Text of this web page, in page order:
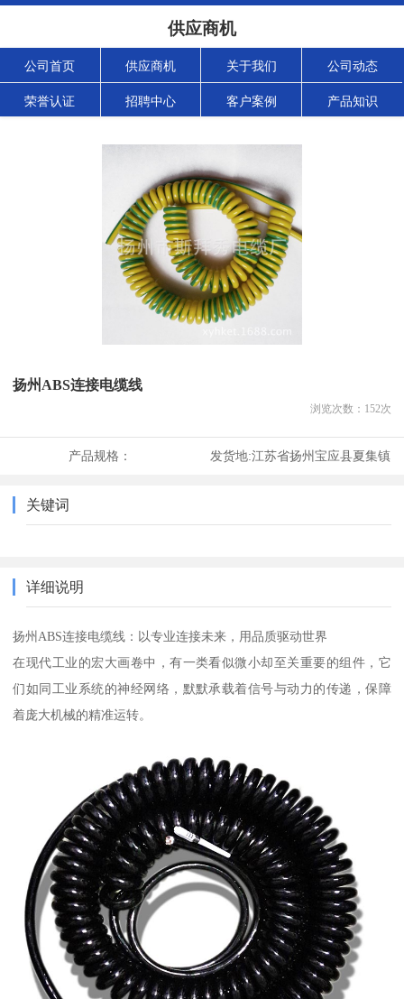
供应商机
公司首页 供应商机 关于我们 公司动态
荣誉认证 招聘中心 客户案例 产品知识
扬州ABS连接电缆线
浏览次数： 152次
产品规格： 发货地:江苏省扬州宝应县夏集镇
关键词
详细说明
扬州ABS连接电缆线：以专业连接未来，用品质驱动世界
在现代工业的宏大画卷中，有一类看似微小却至关重要的组件，它
们如同工业系统的神经网络，默默承载着信号与动力的传递，保障
着庞大机械的精准运转。